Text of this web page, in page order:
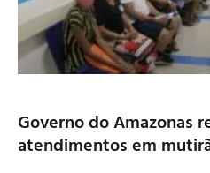
Governo do Amazonas
atendimentos em